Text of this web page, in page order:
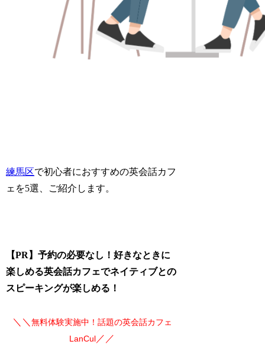
練馬区で初心者におすすめの英会話カフ
ェを5選、ご紹介します。
【PR】予約の必要なし！好きなときに
楽しめる英会話カフェでネイティブとの
スピーキングが楽しめる！
＼＼ 無料体験実施中！話題の英会話カフェ
LanCul／／